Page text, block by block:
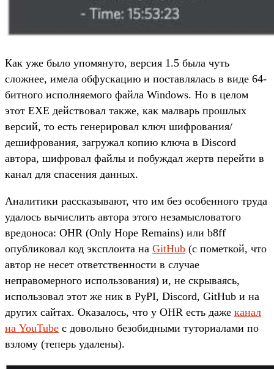
Как уже было упомянуто, версия 1.5 была чуть
сложнее, имела обфускацию и поставлялась в виде 64-
битного исполняемого файла Windows. Но в целом
этот EXE действовал также, как малварь прошлых
версий, то есть генерировал ключ шифрования/
дешифрования, загружал копию ключа в Discord
автора, шифровал файлы и побуждал жертв перейти в
канал для спасения данных.
Аналитики рассказывают, что им без особенного труда
удалось вычислить автора этого незамысловатого
вредоноса: OHR (Only Hope Remains) или b8ff
опубликовал код эксплоита на GitHub (с пометкой, что
автор не несет ответственности в случае
неправомерного использования) и, не скрываясь,
использовал этот же ник в PyPI, Discord, GitHub и на
других сайтах. Оказалось, что у OHR есть даже канал
на YouTube с довольно безобидными туториалами по
взлому (теперь удалены).